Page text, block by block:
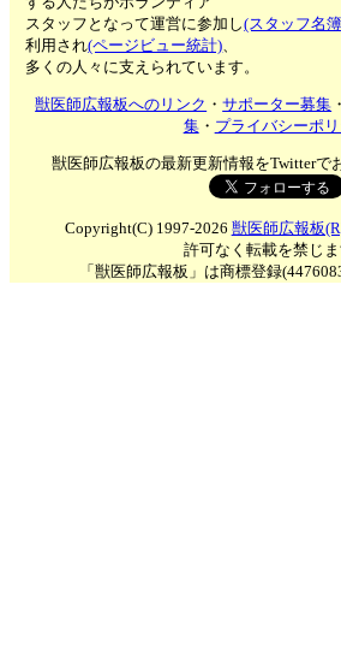
スタッフとなって運営に参加し(スタッフ名
利用され(ページビュー統計)、
多くの人々に支えられています。
獣医師広報板へのリンク ・サポーター募集
集・ プライバシーポ
獣医師広報板の最新更新情報をTwitterで
Copyright(C) 1997-2026 獣医師広報板
許可なく転載を禁じま
「獣医師広報板」は商標登録